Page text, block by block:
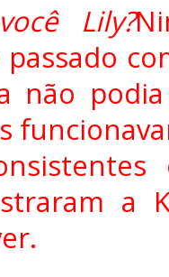
Lily?
não
a